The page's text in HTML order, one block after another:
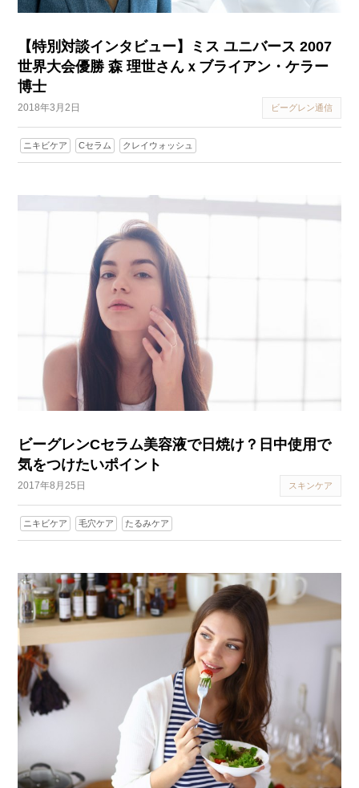
【特別対談インタビュー】ミス ユニバース 2007
世界大会優勝 森 理世さんｘブライアン・ケラー
博士
2018年3月2日 ビーグレン通信
ニキビケア Cセラム クレイウォッシュ
ビーグレンCセラム美容液で日焼け？日中使用で
気をつけたいポイント
2017年8月25日 スキンケア
ニキビケア 毛穴ケア たるみケア